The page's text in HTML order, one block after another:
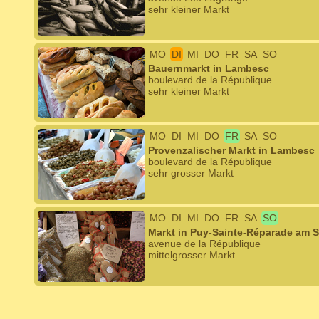
sehr kleiner Markt
MO DI MI DO FR SA SO
Bauernmarkt in Lambesc
boulevard de la République
sehr kleiner Markt
MO DI MI DO FR SA SO
Provenzalischer Markt in Lambesc
boulevard de la République
sehr grosser Markt
MO DI MI DO FR SA SO
Markt in Puy-Sainte-Réparade am
avenue de la République
mittelgrosser Markt